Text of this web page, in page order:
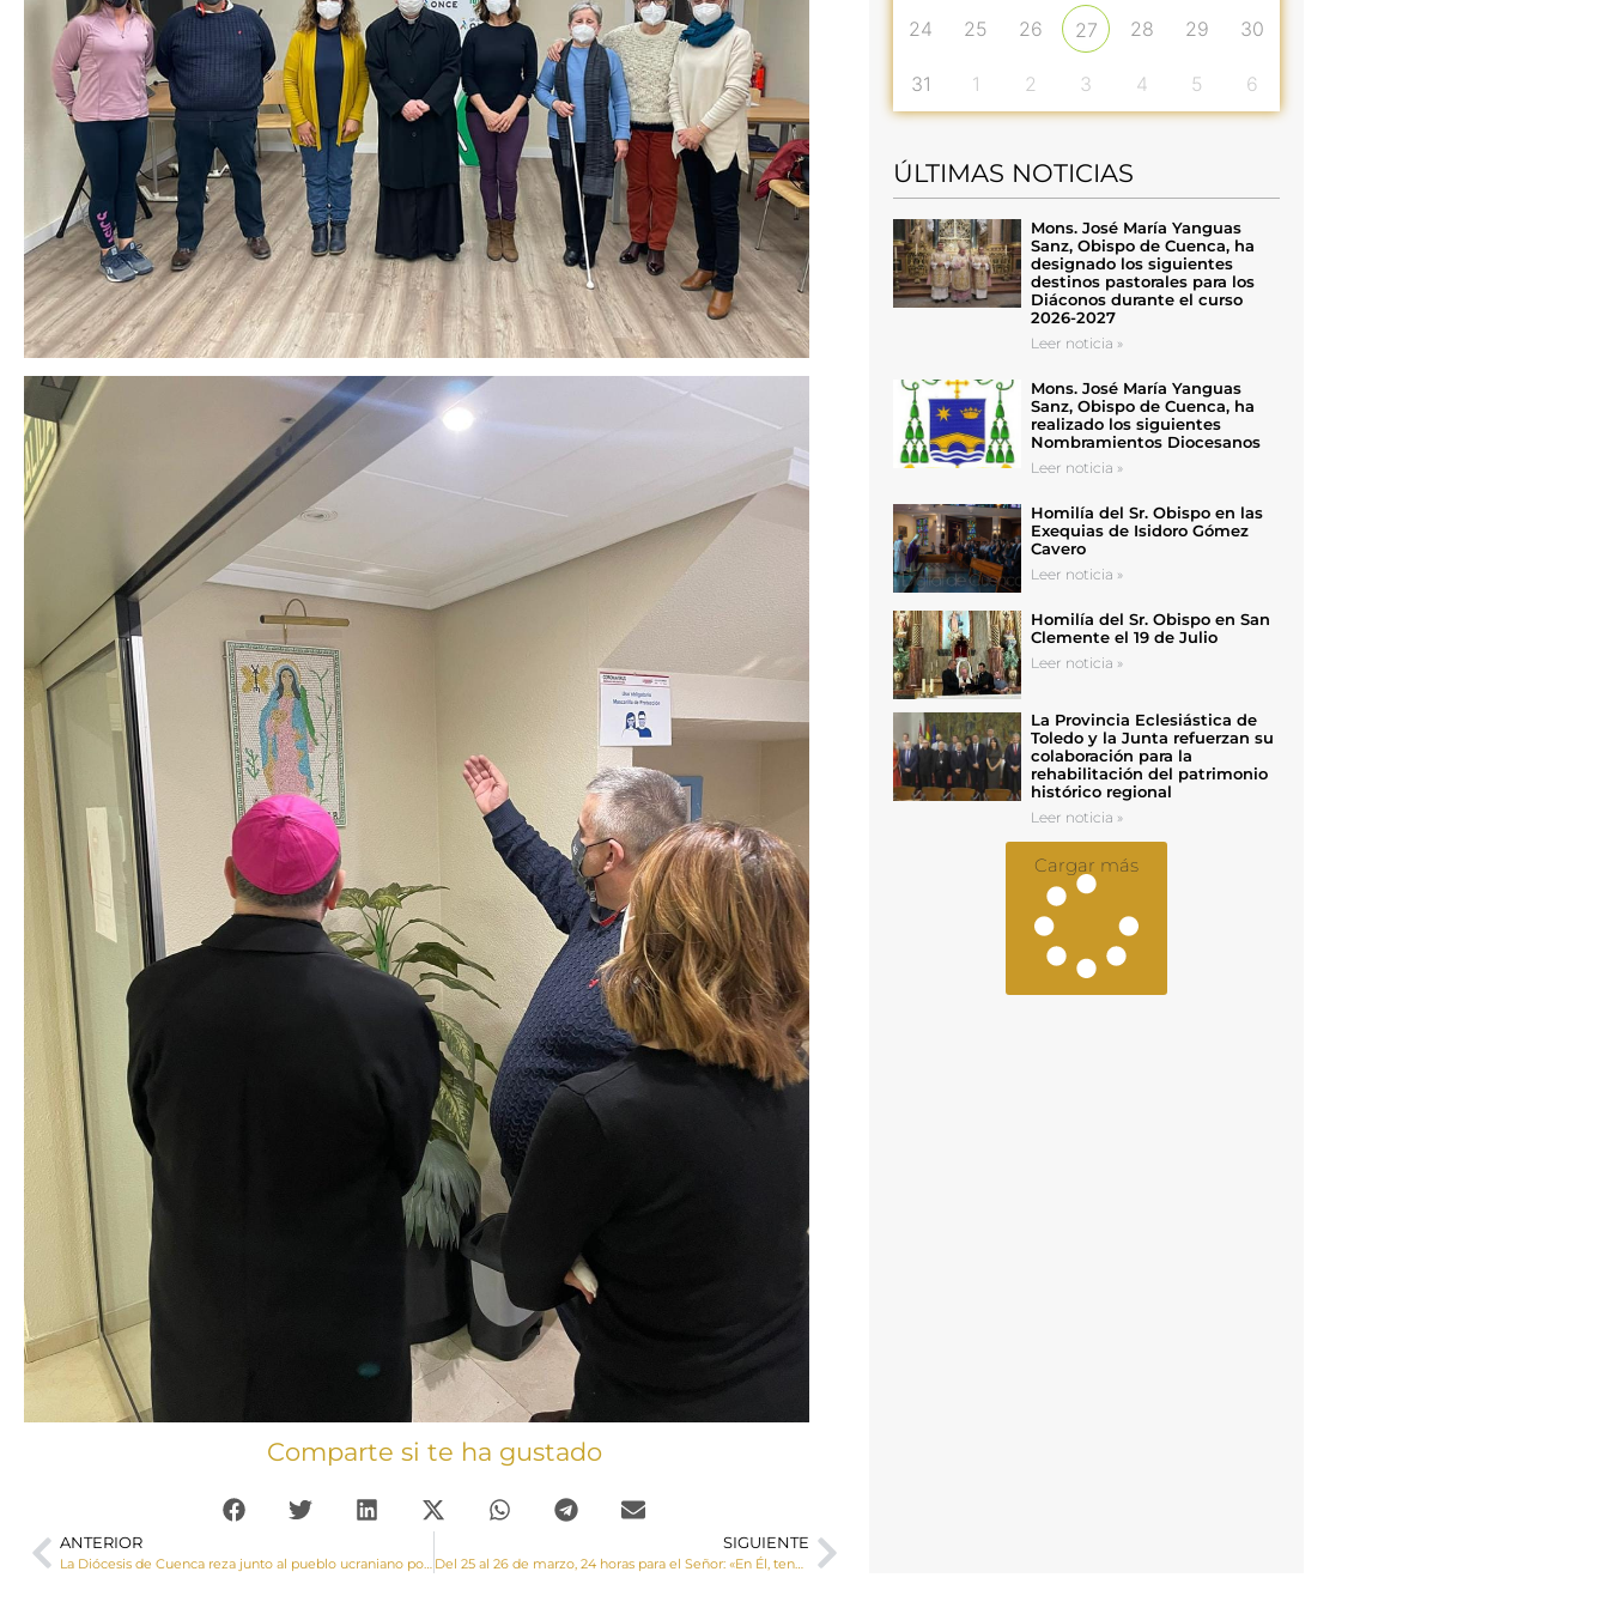
Comparte si te ha gustado
ANTERIOR
La Diócesis de Cuenca reza junto al pueblo ucraniano por la paz
SIGUIENTE
Del 25 al 26 de marzo, 24 horas para el Señor: «En Él, tenemos el perdón»
24 25 26 27 28 29 30
31 1 2 3 4 5 6
ÚLTIMAS NOTICIAS
Mons. José María Yanguas
Sanz, Obispo de Cuenca, ha
designado los siguientes
destinos pastorales para los
Diáconos durante el curso
2026-2027
Leer noticia »
Mons. José María Yanguas
Sanz, Obispo de Cuenca, ha
realizado los siguientes
Nombramientos Diocesanos
Leer noticia »
Homilía del Sr. Obispo en las
Exequias de Isidoro Gómez
Cavero
Leer noticia »
Homilía del Sr. Obispo en San
Clemente el 19 de Julio
Leer noticia »
La Provincia Eclesiástica de
Toledo y la Junta refuerzan su
colaboración para la
rehabilitación del patrimonio
histórico regional
Leer noticia »
Cargar más